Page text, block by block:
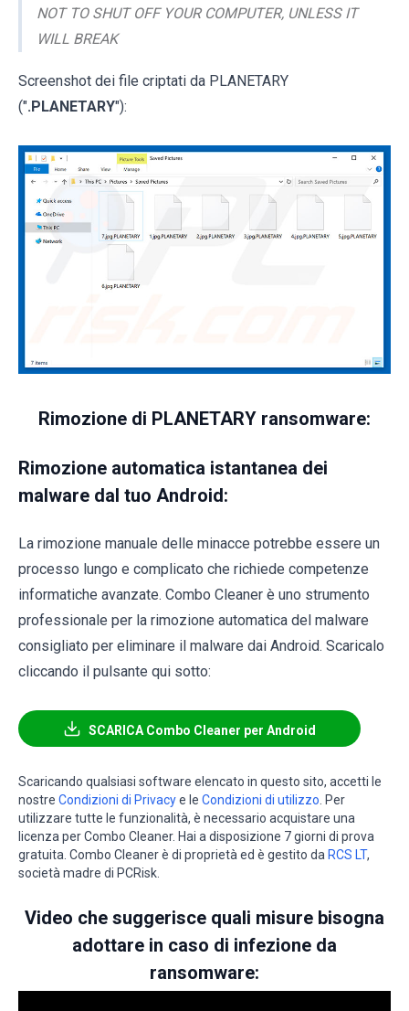
NOT TO SHUT OFF YOUR COMPUTER, UNLESS IT
WILL BREAK
Screenshot dei file criptati da PLANETARY
(".PLANETARY"):
Rimozione di PLANETARY ransomware:
Rimozione automatica istantanea dei
malware dal tuo Android:
La rimozione manuale delle minacce potrebbe essere un
processo lungo e complicato che richiede competenze
informatiche avanzate. Combo Cleaner è uno strumento
professionale per la rimozione automatica del malware
consigliato per eliminare il malware dai Android. Scaricalo
cliccando il pulsante qui sotto:
SCARICA Combo Cleaner per Android
Scaricando qualsiasi software elencato in questo sito, accetti le
nostre Condizioni di Privacye le Condizioni di utilizzo . Per
utilizzare tutte le funzionalità, è necessario acquistare una
licenza per Combo Cleaner. Hai a disposizione 7 giorni di prova
gratuita. Combo Cleaner è di proprietà ed è gestito da RCS LT,
società madre di PCRisk.
Video che suggerisce quali misure bisogna
adottare in caso di infezione da
ransomware: